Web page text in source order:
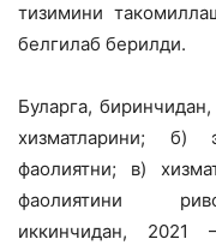
тизимини
белгилаб берилди.
Буларга,
хизматларини; б)
фаолиятни; в)
фаолиятини
иккинчидан, 2021